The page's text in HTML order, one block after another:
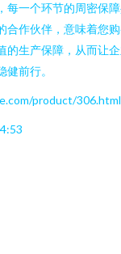
每一个环节的周密保
合作伙伴，意味着您
的生产保障，从而让
前行。
product/306.html